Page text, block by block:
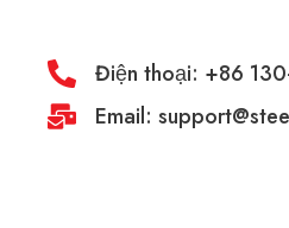
Điện thoại: +86
Email: